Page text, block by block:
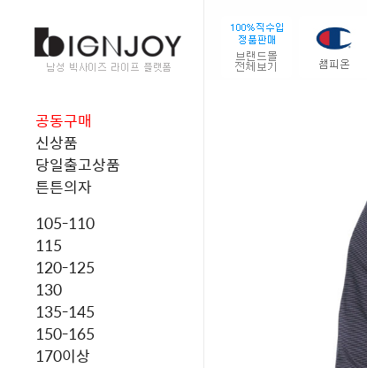
공동구매
신상품
당일출고상품
튼튼의자
105-110
115
120-125
130
135-145
150-165
170이상